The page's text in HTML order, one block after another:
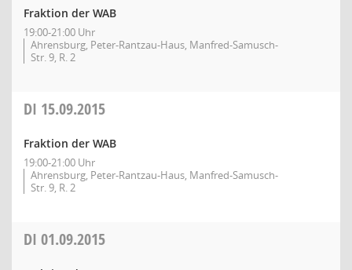
Fraktion der WAB
19:00-21:00 Uhr
Ahrensburg, Peter-Rantzau-Haus, Manfred-Samusch-
Str. 9, R. 2
DI 15.09.2015
Fraktion der WAB
19:00-21:00 Uhr
Ahrensburg, Peter-Rantzau-Haus, Manfred-Samusch-
Str. 9, R. 2
DI 01.09.2015